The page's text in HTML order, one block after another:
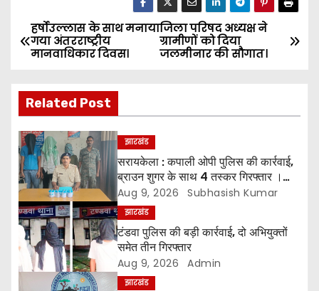
P
s
t
n
a
v
i
g
जिला परिषद अध्यक्ष ने
ग्रामीणों को दिया
जलमीनार की सौगात।
हर्षोउल्लास के साथ मनाया
गया अंतरराष्ट्रीय
मानवाधिकार दिवस।
Related Post
झारखंड
सरायकेला : कपाली ओपी पुलिस की कार्रवाई,
ब्राउन शुगर के साथ 4 तस्कर गिरफ्तार ।
*चारों को भेजा गया न्यायिक हिरासत में
Aug 9, 2026 Subhasish Kumar
झारखंड
टंडवा पुलिस की बड़ी कार्रवाई, दो अभियुक्तों
समेत तीन गिरफ्तार
Aug 9, 2026 Admin
झारखंड